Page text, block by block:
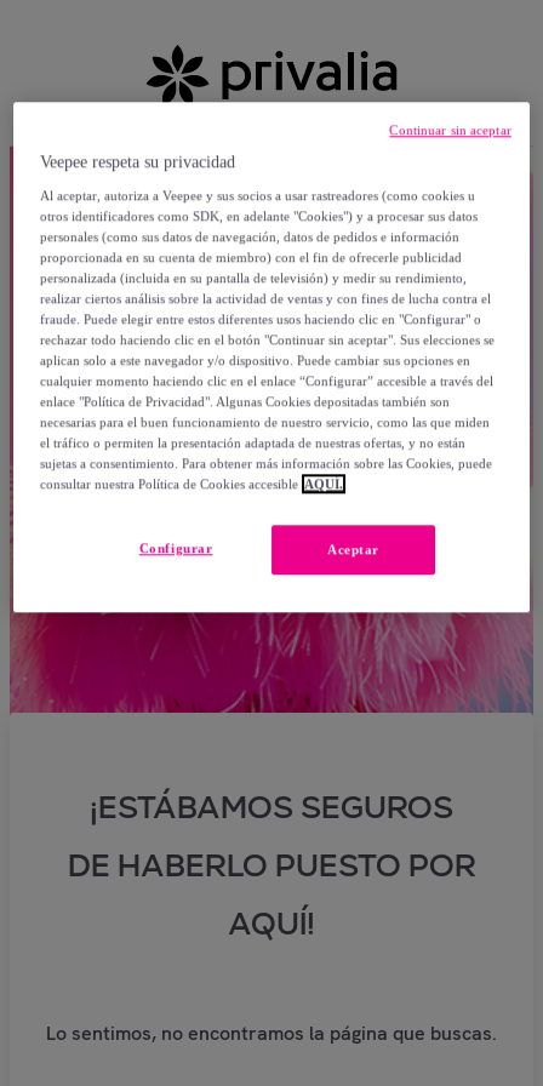
¡ESTÁBAMOS SEGUROS
DE HABERLO PUESTO POR
AQUÍ!
Lo sentimos, no encontramos la página que buscas.
Veepee respeta su privacidad
Al aceptar, autoriza a Veepee y sus socios a usar rastreadores (como cookies u
otros identificadores como SDK, en adelante "Cookies") y a procesar sus datos
personales (como sus datos de navegación, datos de pedidos e información
proporcionada en su cuenta de miembro) con el fin de ofrecerle publicidad
personalizada (incluida en su pantalla de televisión) y medir su rendimiento,
realizar ciertos análisis sobre la actividad de ventas y con fines de lucha contra el
fraude. Puede elegir entre estos diferentes usos haciendo clic en "Configurar" o
rechazar todo haciendo clic en el botón "Continuar sin aceptar". Sus elecciones se
aplican solo a este navegador y/o dispositivo. Puede cambiar sus opciones en
cualquier momento haciendo clic en el enlace “Configurar” accesible a través del
enlace "Política de Privacidad". Algunas Cookies depositadas también son
necesarias para el buen funcionamiento de nuestro servicio, como las que miden
el tráfico o permiten la presentación adaptada de nuestras ofertas, y no están
sujetas a consentimiento. Para obtener más información sobre las Cookies, puede
consultar nuestra Política de Cookies accesible AQUÍ.
Aceptar
Configurar
Continuar sin aceptar